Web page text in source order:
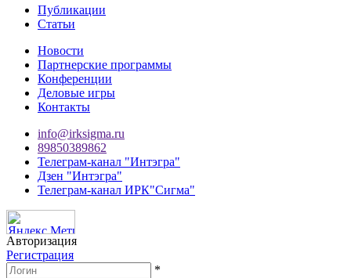
Публикации
Статьи
Новости
Партнерские программы
Конференции
Деловые игры
Контакты
info@irksigma.ru
89850389862
Телеграм-канал "Интэгра"
Дзен "Интэгра"
Телеграм-канал ИРК"Сигма"
Авторизация
Регистрация
*